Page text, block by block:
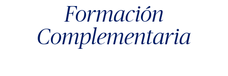
Formación
Complementaria